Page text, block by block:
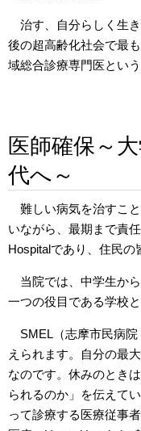
治す、自分らしく生
後の超高齢化社会で最
域総合診療専門医とい
医師確保～
代へ～
難しい病気を治すこ
いながら、最期まで責
Hospitalであり、住民の
当院では、中学生か
一つの役目である学校
SMEL（志摩市民病
えられます。自分の最
なのです。休みのとき
られるのか」を伝えて
って診療する医療従事